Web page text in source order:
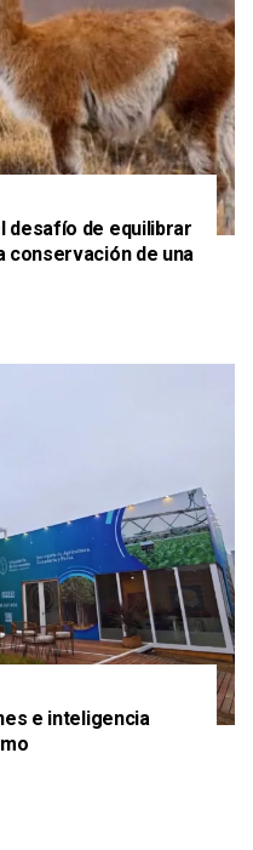
desafío de equilibrar
conservación de una
e inteligencia